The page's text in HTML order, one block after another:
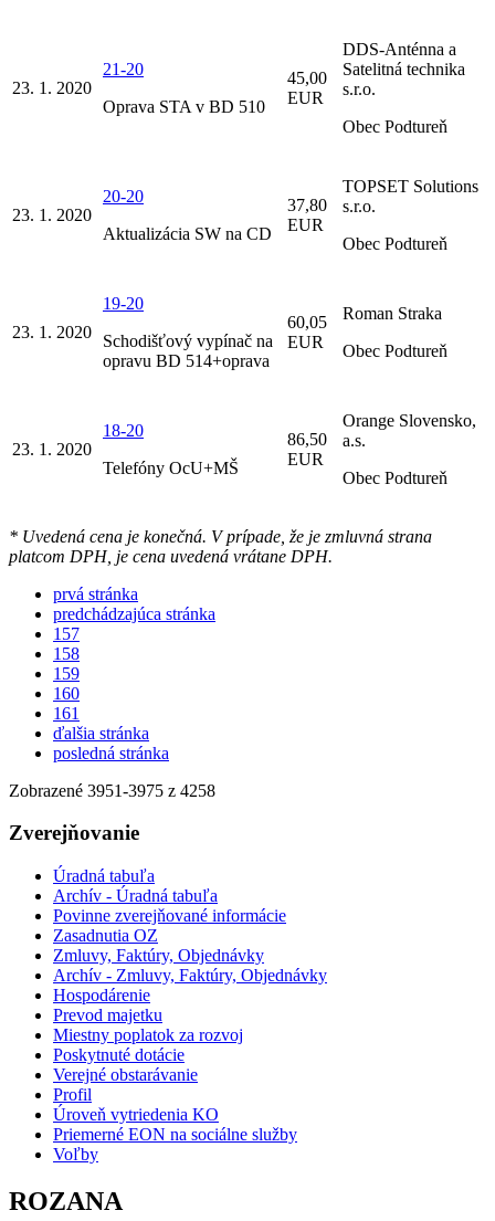
23. 1. 2020
21-20
Oprava STA v BD 510
45,00
EUR
DDS-Anténna a
Satelitná technika
s.r.o.
Obec Podtureň
23. 1. 2020
20-20
Aktualizácia SW na CD
37,80
EUR
TOPSET Solutions
s.r.o.
Obec Podtureň
23. 1. 2020
19-20
Schodišťový vypínač na
opravu BD 514+oprava
60,05
EUR
Roman Straka
Obec Podtureň
23. 1. 2020
18-20
Telefóny OcU+MŠ
86,50
EUR
Orange Slovensko,
a.s.
Obec Podtureň
* Uvedená cena je konečná. V prípade, že je zmluvná strana
platcom DPH, je cena uvedená vrátane DPH.
prvá stránka
predchádzajúca stránka
157
158
159
160
161
ďalšia stránka
posledná stránka
Zobrazené 3951-3975 z 4258
Zverejňovanie
Úradná tabuľa
Archív - Úradná tabuľa
Povinne zverejňované informácie
Zasadnutia OZ
Zmluvy, Faktúry, Objednávky
Archív - Zmluvy, Faktúry, Objednávky
Hospodárenie
Prevod majetku
Miestny poplatok za rozvoj
Poskytnuté dotácie
Verejné obstarávanie
Profil
Úroveň vytriedenia KO
Priemerné EON na sociálne služby
Voľby
ROZANA